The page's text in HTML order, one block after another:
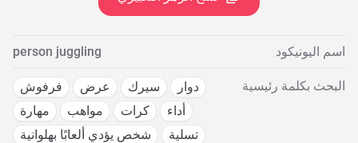
اسم اليونيكود person juggling
البحث بكلمة رئيسية دوار سيرك عرض
فرفوش
أداء
كرات مواهب
مهارة
تسلية
شخص يؤدي ألعابًا بهلوانية